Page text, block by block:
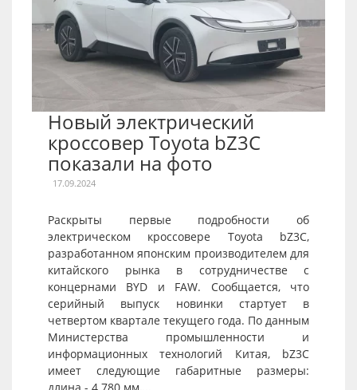
Новый электрический
кроссовер Toyota bZ3C
показали на фото
17.09.2024
Раскрыты первые подробности об
электрическом кроссовере Toyota bZ3C,
разработанном японским производителем для
китайского рынка в сотрудничестве с
концернами BYD и FAW. Сообщается, что
серийный выпуск новинки стартует в
четвертом квартале текущего года. По данным
Министерства промышленности и
информационных технологий Китая, bZ3C
имеет следующие габаритные размеры: